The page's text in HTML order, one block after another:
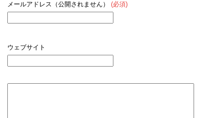
メールアドレス（公開されません） (必須)
ウェブサイト